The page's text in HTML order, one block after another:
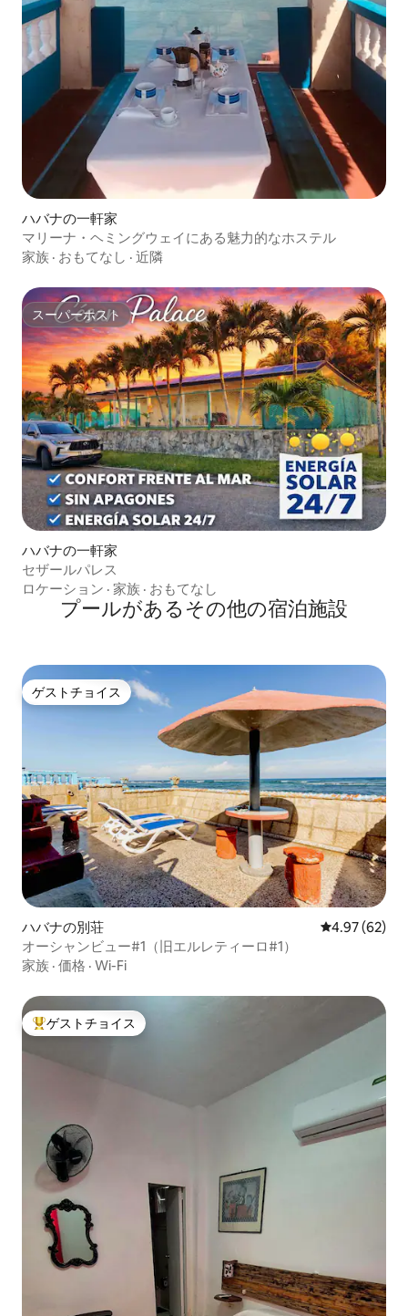
ハバナの一軒家
マリーナ・ヘミングウェイにある魅力的なホステル
家族 · おもてなし · 近隣
スーパーホスト
スーパーホスト
ハバナの一軒家
セザールパレス
ロケーション · 家族 · おもてなし
プールがあるその他の宿泊施設
ゲストチョイス
ゲストチョイス
ハバナの別荘 レビュー62
4.97 (62)
オーシャンビュー#1（旧エルレティーロ#1）
家族 · 価格 · Wi-Fi
大好評のゲストチョイスです。
ゲストチョイス